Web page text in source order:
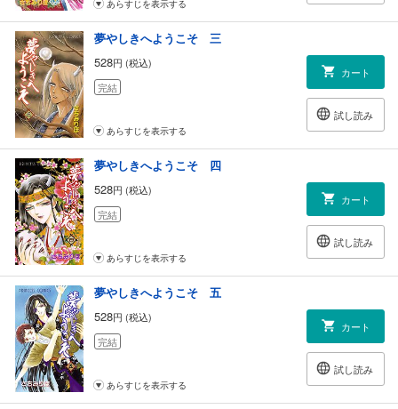
あらすじを表示する
夢やしきへようこそ 三
528円 (税込)
完結
カート
試し読み
あらすじを表示する
夢やしきへようこそ 四
528円 (税込)
完結
カート
試し読み
あらすじを表示する
夢やしきへようこそ 五
528円 (税込)
完結
カート
試し読み
あらすじを表示する